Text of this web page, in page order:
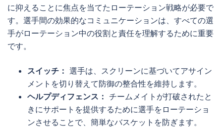
に抑えることに焦点を当てたローテーション戦略が必要で
す。選手間の効果的なコミュニケーションは、すべての選
手がローテーション中の役割と責任を理解するために重要
です。
スイッチ： 選手は、スクリーンに基づいてアサイン
メントを切り替えて防御の整合性を維持します。
ヘルプディフェンス： チームメイトが打破されたと
きにサポートを提供するために選手をローテーショ
ンさせることで、簡単なバスケットを防ぎます。